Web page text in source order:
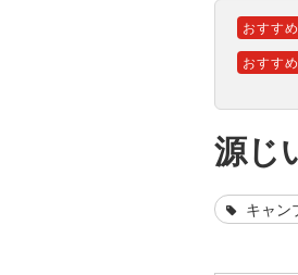
おすすめ
おすすめ
源じ
キャン